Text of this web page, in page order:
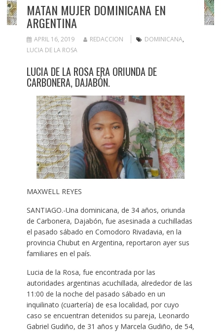
MATAN MUJER DOMINICANA EN
ARGENTINA
APRIL 16, 2019 REDACCION DOMINICANA,
LUCIA DE LA ROSA
LUCIA DE LA ROSA ERA ORIUNDA DE
CARBONERA, DAJABÓN.
MAXWELL REYES
SANTIAGO.-Una dominicana, de 34 años, oriunda
de Carbonera, Dajabón, fue asesinada a cuchilladas
el pasado sábado en Comodoro Rivadavia, en la
provincia Chubut en Argentina, reportaron ayer sus
familiares en el país.
Lucia de la Rosa, fue encontrada por las
autoridades argentinas acuchillada, alrededor de las
11:00 de la noche del pasado sábado en un
inquilinato (cuartería) de esa localidad, por cuyo
caso se encuentran detenidos su pareja, Leonardo
Gabriel Gudiño, de 31 años y Marcela Gudiño, de 54,